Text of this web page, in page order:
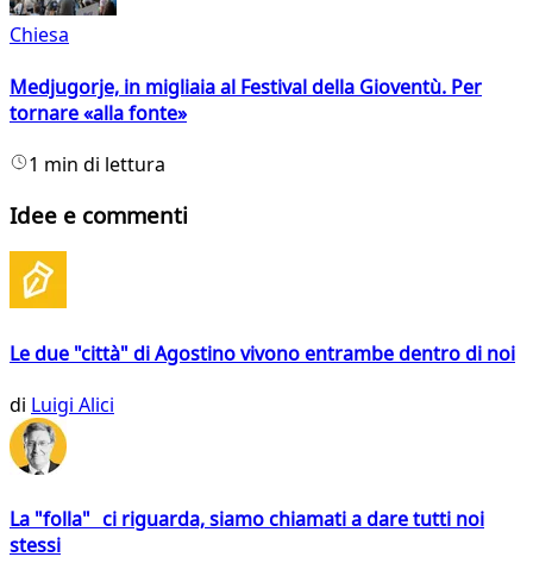
Chiesa
Medjugorje, in migliaia al Festival della Gioventù. Per
tornare «alla fonte»
1 min di lettura
Idee e commenti
Le due "città" di Agostino vivono entrambe dentro di noi
di Luigi Alici
La "folla" ci riguarda, siamo chiamati a dare tutti noi
stessi